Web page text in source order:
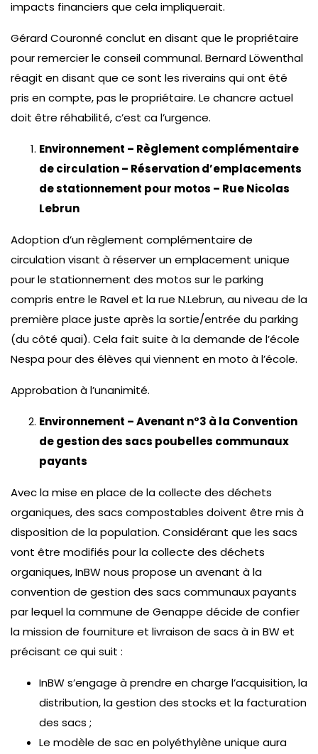
impacts financiers que cela impliquerait.
Gérard Couronné conclut en disant que le propriétaire
pour remercier le conseil communal. Bernard Löwenthal
réagit en disant que ce sont les riverains qui ont été
pris en compte, pas le propriétaire. Le chancre actuel
doit être réhabilité, c’est ca l’urgence.
Environnement – Règlement complémentaire
de circulation – Réservation d’emplacements
de stationnement pour motos – Rue Nicolas
Lebrun
Adoption d’un règlement complémentaire de
circulation visant à réserver un emplacement unique
pour le stationnement des motos sur le parking
compris entre le Ravel et la rue N.Lebrun, au niveau de la
première place juste après la sortie/entrée du parking
(du côté quai). Cela fait suite à la demande de l’école
Nespa pour des élèves qui viennent en moto à l’école.
Approbation à l’unanimité.
Environnement – Avenant n°3 à la Convention
de gestion des sacs poubelles communaux
payants
Avec la mise en place de la collecte des déchets
organiques, des sacs compostables doivent être mis à
disposition de la population. Considérant que les sacs
vont être modifiés pour la collecte des déchets
organiques, InBW nous propose un avenant à la
convention de gestion des sacs communaux payants
par lequel la commune de Genappe décide de confier
la mission de fourniture et livraison de sacs à in BW et
précisant ce qui suit :
InBW s’engage à prendre en charge l’acquisition, la
distribution, la gestion des stocks et la facturation
des sacs ;
Le modèle de sac en polyéthylène unique aura